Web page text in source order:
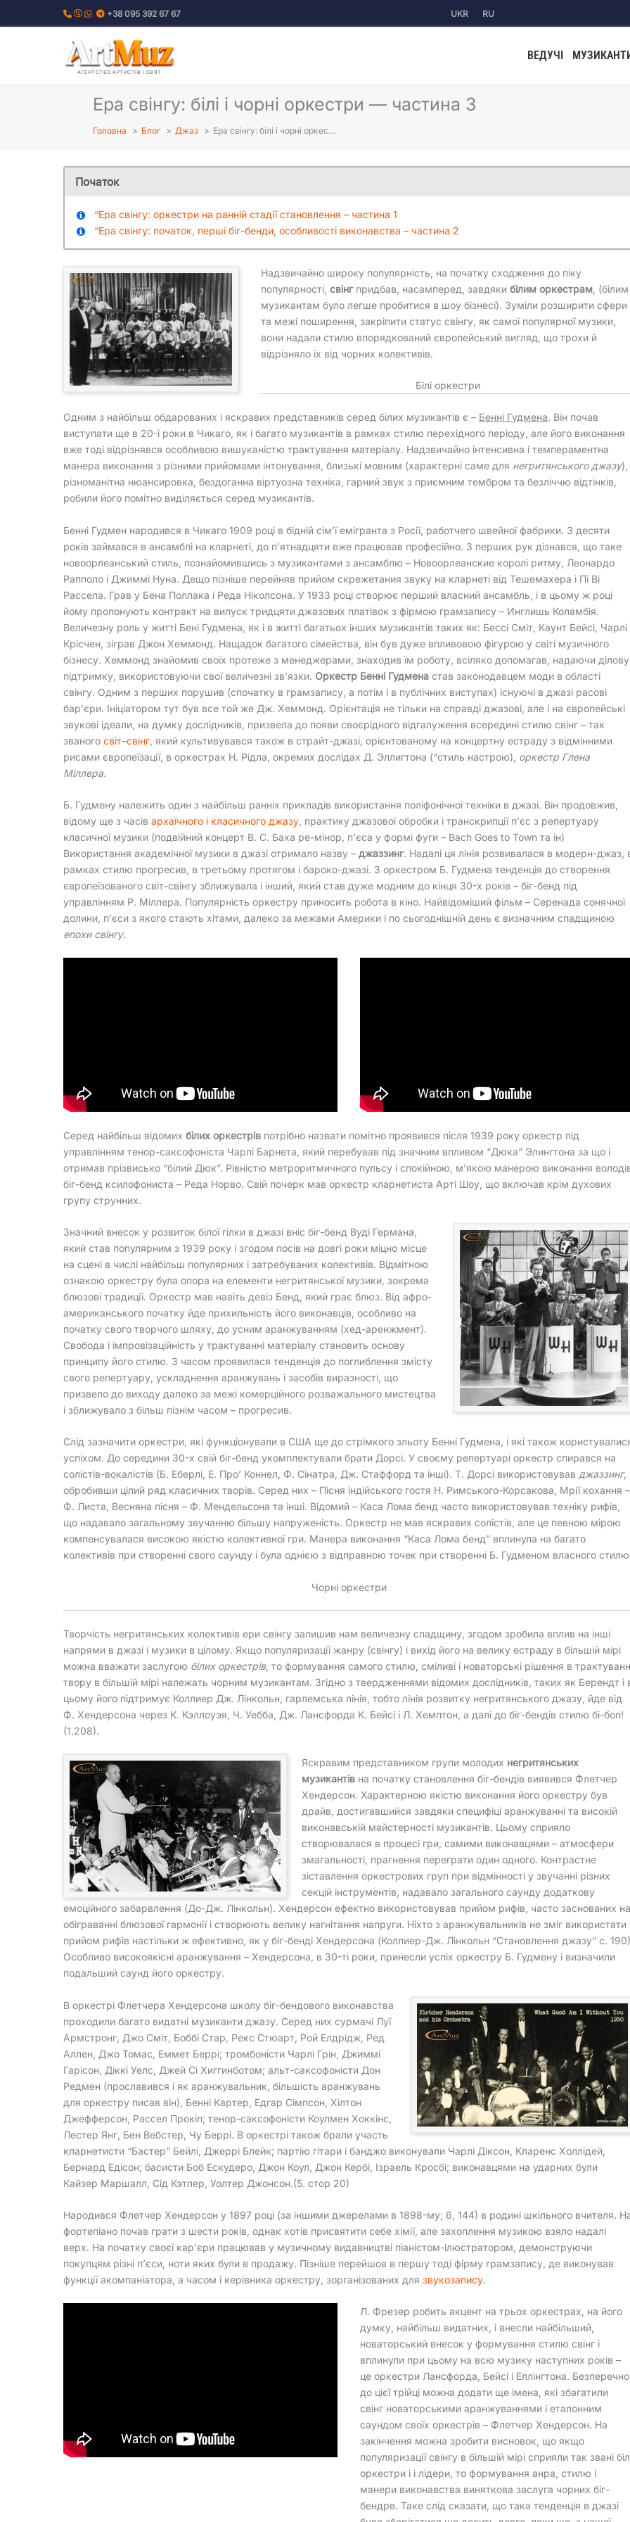
до
+38 095 392 67 67 UKR RU
АГЕНТСТВО АРТИСТІВ І СВЯТ
ВЕДУЧІ
Ера свінгу: білі і чорні оркестри — частина 3
Головна Блог Джаз Ера свінгу: білі і чорні оркес…
Початок
“Ера свінгу: оркестри на ранній стадії становлення – частина 1
“Ера свінгу: початок, перші біг-бенди, особливості виконавства – частина 2
Надзвичайно широку популярність, на початку сходження до піку
популярності,свінгпридбав, насамперед, завдякибілим оркестрам , (білим
музикантам було легше пробитися в шоу бізнесі). Зуміли розширити сфери
та межі поширення, закріпити статус свінгу, як самої популярної музики,
вони надали стилю впорядкований європейський вигляд, що трохи й
відрізняло їх від чорних колективів.
Білі оркестри
Одним з найбільш обдарованих і яскравих представників серед білих музикантів є – Бенні Гудмена. Він почав
виступати ще в 20-і роки в Чикаго, як і багато музикантів в рамках стилю перехідного періоду, але його виконання
вже тоді відрізнявся особливою вишуканістю трактування матеріалу. Надзвичайно інтенсивна і темпераментна
манера виконання з різними прийомами інтонування, близькі мовним (характерні саме для негритянського джазу),
різноманітна нюансировка, бездоганна віртуозна техніка, гарний звук з приємним тембром та безліччю відтінків,
робили його помітно виділяється серед музикантів.
Бенні Гудмен народився в Чикаго 1909 році в бідній сім’ї емігранта з Росії, работчего швейної фабрики. З десяти
років займався в ансамблі на кларнеті, до п’ятнадцяти вже працював професійно. З перших рук дізнався, що таке
новоорлеанський стиль, познайомившись з музикантами з ансамблю – Новоорлеанские королі ритму, Леонардо
Рапполо і Джиммі Нуна. Дещо пізніше перейняв прийом скрежетания звуку на кларнеті від Тешемахера і Пі Ві
Рассела. Грав у Бена Поллака і Реда Ніколсона. У 1933 році створює перший власний ансамбль, і в цьому ж році
йому пропонують контракт на випуск тридцяти джазових платівок з фірмою грамзапису – Инглишь Коламбія.
Величезну роль у житті Бені Гудмена, як і в житті багатьох інших музикантів таких як: Бессі Сміт, Каунт Бейсі, Чарлі
Крісчен, зіграв Джон Хеммонд. Нащадок багатого сімейства, він був дуже впливовою фігурою у світі музичного
бізнесу. Хеммонд знайомив своїх протеже з менеджерами, знаходив їм роботу, всіляко допомагав, надаючи ділову
підтримку, використовуючи свої величезні зв’язки. Оркестр Бенні Гудмена став законодавцем моди в області
свінгу. Одним з перших порушив (спочатку в грамзапису, а потім і в публічних виступах) існуючі в джазі расові
бар’єри. Ініціатором тут був все той же Дж. Хеммонд. Орієнтація не тільки на справді джазові, але і на європейські
звукові ідеали, на думку дослідників, призвела до появи своєрідного відгалуження всередині стилю свінг – так
званого світ–свінг , який культивувався також в страйт-джазі, орієнтованому на концертну естраду з відмінними
рисами європеїзації, в оркестрах Н. Рідла, окремих дослідах Д. Эллигтона (“стиль настрою), оркестр Глена
Міллера.
Б. Гудмену належить один з найбільш ранніх прикладів використання поліфонічної техніки в джазі. Він продовжив,
відому ще з часів архаїчного і класичного джазу , практику джазової обробки і транскрипції п’єс з репертуару
класичної музики (подвійний концерт В. С. Баха ре-мінор, п’єса у формі фуги – Bach Goes to Town та ін)
Використання академічної музики в джазі отримало назву – джаззинг. Надалі ця лінія розвивалася в модерн-джаз,
рамках стилю прогресив, в третьому протягом і бароко-джазі. З оркестром Б. Гудмена тенденція до створення
європеїзованого світ-свінгу зближувала і інший, який став дуже модним до кінця 30-х років – біг-бенд під
управлінням Р. Міллера. Популярність оркестру приносить робота в кіно. Найвідоміший фільм – Серенада сонячної
долини, п’єси з якого стають хітами, далеко за межами Америки і по сьогоднішній день є визначним спадщиною
епохи свінгу.
Серед найбільш відомих білих оркестрів потрібно назвати помітно проявився після 1939 року оркестр під
управлінням тенор-саксофоніста Чарлі Барнета, який перебував під значним впливом “Дюка” Элингтона за що і
отримав прізвисько “білий Дюк”. Рівністю метроритмичного пульсу і спокійною, м’якою манерою виконання
біг-бенд ксилофониста – Реда Норво. Свій почерк мав оркестр кларнетиста Арті Шоу, що включав крім духових
групу струнних.
Значний внесок у розвиток білої гілки в джазі вніс біг-бенд Вуді Германа,
який став популярним з 1939 року і згодом посів на довгі роки міцно місце
на сцені в числі найбільш популярних і затребуваних колективів. Відмітною
ознакою оркестру була опора на елементи негритянської музики, зокрема
блюзові традиції. Оркестр мав навіть девіз Бенд, який грає блюз. Від афро-
американського початку йде прихильність його виконавців, особливо на
початку свого творчого шляху, до усним аранжуванням (хед-аренжмент).
Свобода і імпровізаційність у трактуванні матеріалу становить основу
принципу його стилю. З часом проявилася тенденція до поглиблення змісту
свого репертуару, ускладнення аранжувань і засобів виразності, що
призвело до виходу далеко за межі комерційного розважального мистецтва
і зближувало з більш пізнім часом – прогресив.
Слід зазначити оркестри, які функціонували в США ще до стрімкого зльоту Бенні Гудмена, і які також
успіхом. До середини 30-х свій біг-бенд укомплектували брати Дорсі. У своєму репертуарі оркестр спирався на
солістів-вокалістів (Б. Еберлі, Е. Про’ Коннел, Ф. Сінатра, Дж. Стаффорд та інші). Т. Дорсі використовував джаззинг,
обробивши цілий ряд класичних творів. Серед них – Пісня індійського гостя Н. Римського-Корсакова, Мрії кохання –
Ф. Листа, Весняна пісня – Ф. Мендельсона та інші. Відомий – Каса Лома бенд часто використовував техніку рифів,
що надавало загальному звучанню більшу напруженість. Оркестр не мав яскравих солістів, але це певною мірою
компенсувалася високою якістю колективної гри. Манера виконання “Каса Лома бенд” вплинула на багато
колективів при створенні свого саунду і була однією з відправною точек при створенні Б. Гудменом власного
Чорні оркестри
Творчість негритянських колективів ери свінгу залишив нам величезну спадщину, згодом зробила вплив на інші
напрями в джазі і музики в цілому. Якщо популяризації жанру (свінгу) і вихід його на велику естраду в більшій мірі
можна вважати заслугою білих оркестрів, то формування самого стилю, сміливі і новаторські рішення в
твору в більшій мірі належать чорним музикантам. Згідно з твердженнями відомих дослідників, таких як Берендт і
цьому його підтримує Коллиер Дж. Лінкольн, гарлемська лінія, тобто лінія розвитку негритянського джазу, йде від
Ф. Хендерсона через К. Кэллоуэя, Ч. Уебба, Дж. Лансфорда К. Бейсі і Л. Хемптон, а далі до біг-бендів стилю бі-боп!
(1.208).
Яскравим представником групи молодих негритянських
музикантів на початку становлення біг-бендів виявився Флетчер
Хендерсон. Характерною якістю виконання його оркестру був
драйв, достигавшийся завдяки специфіці аранжуванні та високій
виконавській майстерності музикантів. Цьому сприяло
створювалася в процесі гри, самими виконавцями – атмосфери
змагальності, прагнення переграти один одного. Контрастне
зіставлення оркестрових груп при відмінності у звучанні різних
секцій інструментів, надавало загального саунду додаткову
емоційного забарвлення (До-Дж. Лінкольн). Хендерсон ефектно використовував прийом рифів, часто заснованих на
обіграванні блюзової гармонії і створюють велику нагнітання напруги. Ніхто з аранжувальників не зміг використати
прийом рифів настільки ж ефективно, як у біг-бенді Хендерсона (Коллиер-Дж. Лінкольн “Становлення джазу” с.
Особливо високоякісні аранжування – Хендерсона, в 30-ті роки, принесли успіх оркестру Б. Гудмену і визначили
подальший саунд його оркестру.
В оркестрі Флетчера Хендерсона школу біг-бендового виконавства
проходили багато видатні музиканти джазу. Серед них сурмачі Луї
Армстронг, Джо Сміт, Боббі Стар, Рекс Стюарт, Рой Елдрідж, Ред
Аллен, Джо Томас, Еммет Беррі; тромбоністи Чарлі Грін, Джиммі
Гарісон, Діккі Уелс, Джей Сі Хиггинботом; альт-саксофоністи Дон
Редмен (прославився і як аранжувальник, більшість аранжувань
для оркестру писав він), Бенні Картер, Едгар Сімпсон, Хілтон
Джефферсон, Рассел Прокіп; тенор-саксофоністи Коулмен Хоккінс,
Лестер Янг, Бен Вебстер, Чу Беррі. В оркестрі також брали участь
кларнетисти “Бастер” Бейлі, Джеррі Блейк; партію гітари і банджо виконували Чарлі Діксон, Кларенс Холлідей,
Бернард Едісон; басисти Боб Ескудеро, Джон Коул, Джон Кербі, Ізраель Кросбі; виконавцями на ударних були
Кайзер Маршалл, Сід Кэтлер, Уолтер Джонсон.(5. стор 20)
Народився Флетчер Хендерсон у 1897 році (за іншими джерелами в 1898-му; 6, 144) в родині шкільного вчителя.
фортепіано почав грати з шести років, однак хотів присвятити себе хімії, але захоплення музикою взяло надалі
верх. На початку своєї кар’єри працював у музичному видавництві піаністом-ілюстратором, демонструючи
покупцям різні п’єси, ноти яких були в продажу. Пізніше перейшов в першу тоді фірму грамзапису, де виконував
функції акомпаніатора, а часом і керівника оркестру, зорганізованих для звукозапису.
Л. Фрезер робить акцент на трьох оркестрах, на його
думку, найбільш видатних, і внесли найбільший,
новаторський внесок у формування стилю свінг і
вплинули при цьому на всю музику наступних років –
це оркестри Лансфорда, Бейсі і Еллінгтона.
до цієї трійці можна додати ще імена, які збагатили
свінг новаторськими аранжуваннями і еталонним
саундом своїх оркестрів – Флетчер Хендерсон. На
закінчення можна зробити висновок, що якщо
популяризації свінгу в більшій мірі сприяли так звані
оркестри і і лідери, то формування анра, стилю і
манери виконавства виняткова заслуга чорних біг-
бендрв. Таке слід сказати, що така тенденція в джазі